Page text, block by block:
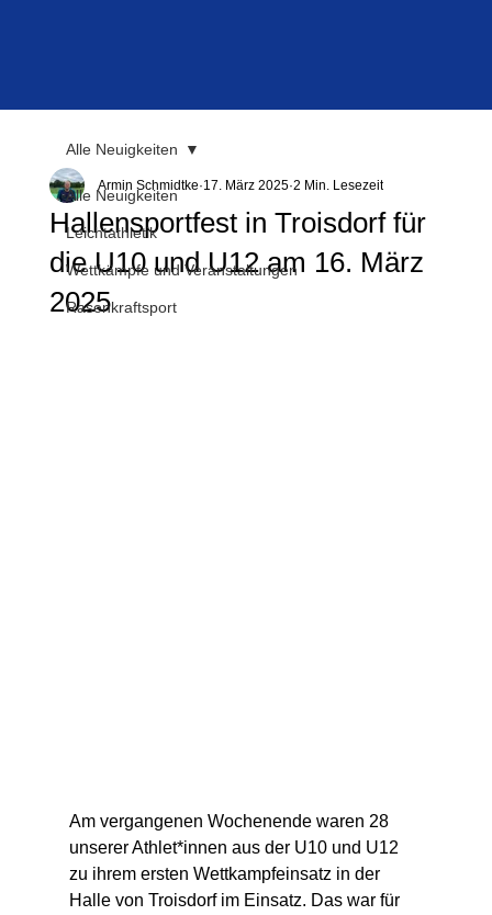
Alle Neuigkeiten
Leichtathletik
Wettkämpfe und Veranstaltungen
Rasenkraftsport
Alle Neuigkeiten
Hallensportfest in Troisdorf für
die U10 und U12 am 16. März
2025
Armin Schmidtke 17. März 2025 2 Min. Lesezeit
Am vergangenen Wochenende waren 28
unserer Athlet*innen aus der U10 und U12
zu ihrem ersten Wettkampfeinsatz in der
Halle von Troisdorf im Einsatz. Das war für